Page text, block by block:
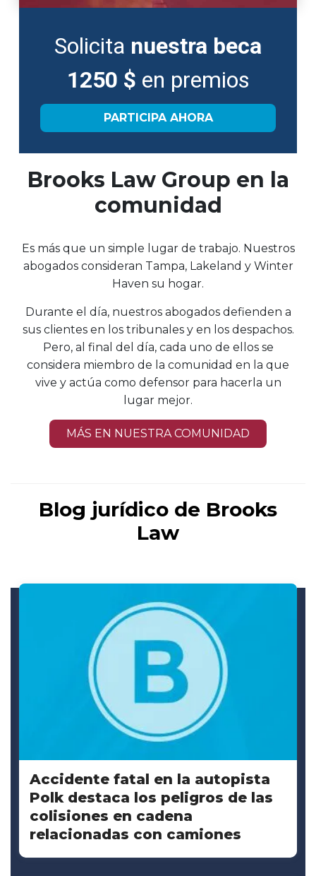
Solicita nuestra beca
1250 $ en premios
PARTICIPA AHORA
Brooks Law Group en la
comunidad
Es más que un simple lugar de trabajo. Nuestros
abogados consideran Tampa, Lakeland y Winter
Haven su hogar.
Durante el día, nuestros abogados defienden a
sus clientes en los tribunales y en los despachos.
Pero, al final del día, cada uno de ellos se
considera miembro de la comunidad en la que
vive y actúa como defensor para hacerla un
lugar mejor.
MÁS EN NUESTRA COMUNIDAD
Blog jurídico de Brooks
Law
Accidente fatal en la autopista
Polk destaca los peligros de las
colisiones en cadena
relacionadas con camiones